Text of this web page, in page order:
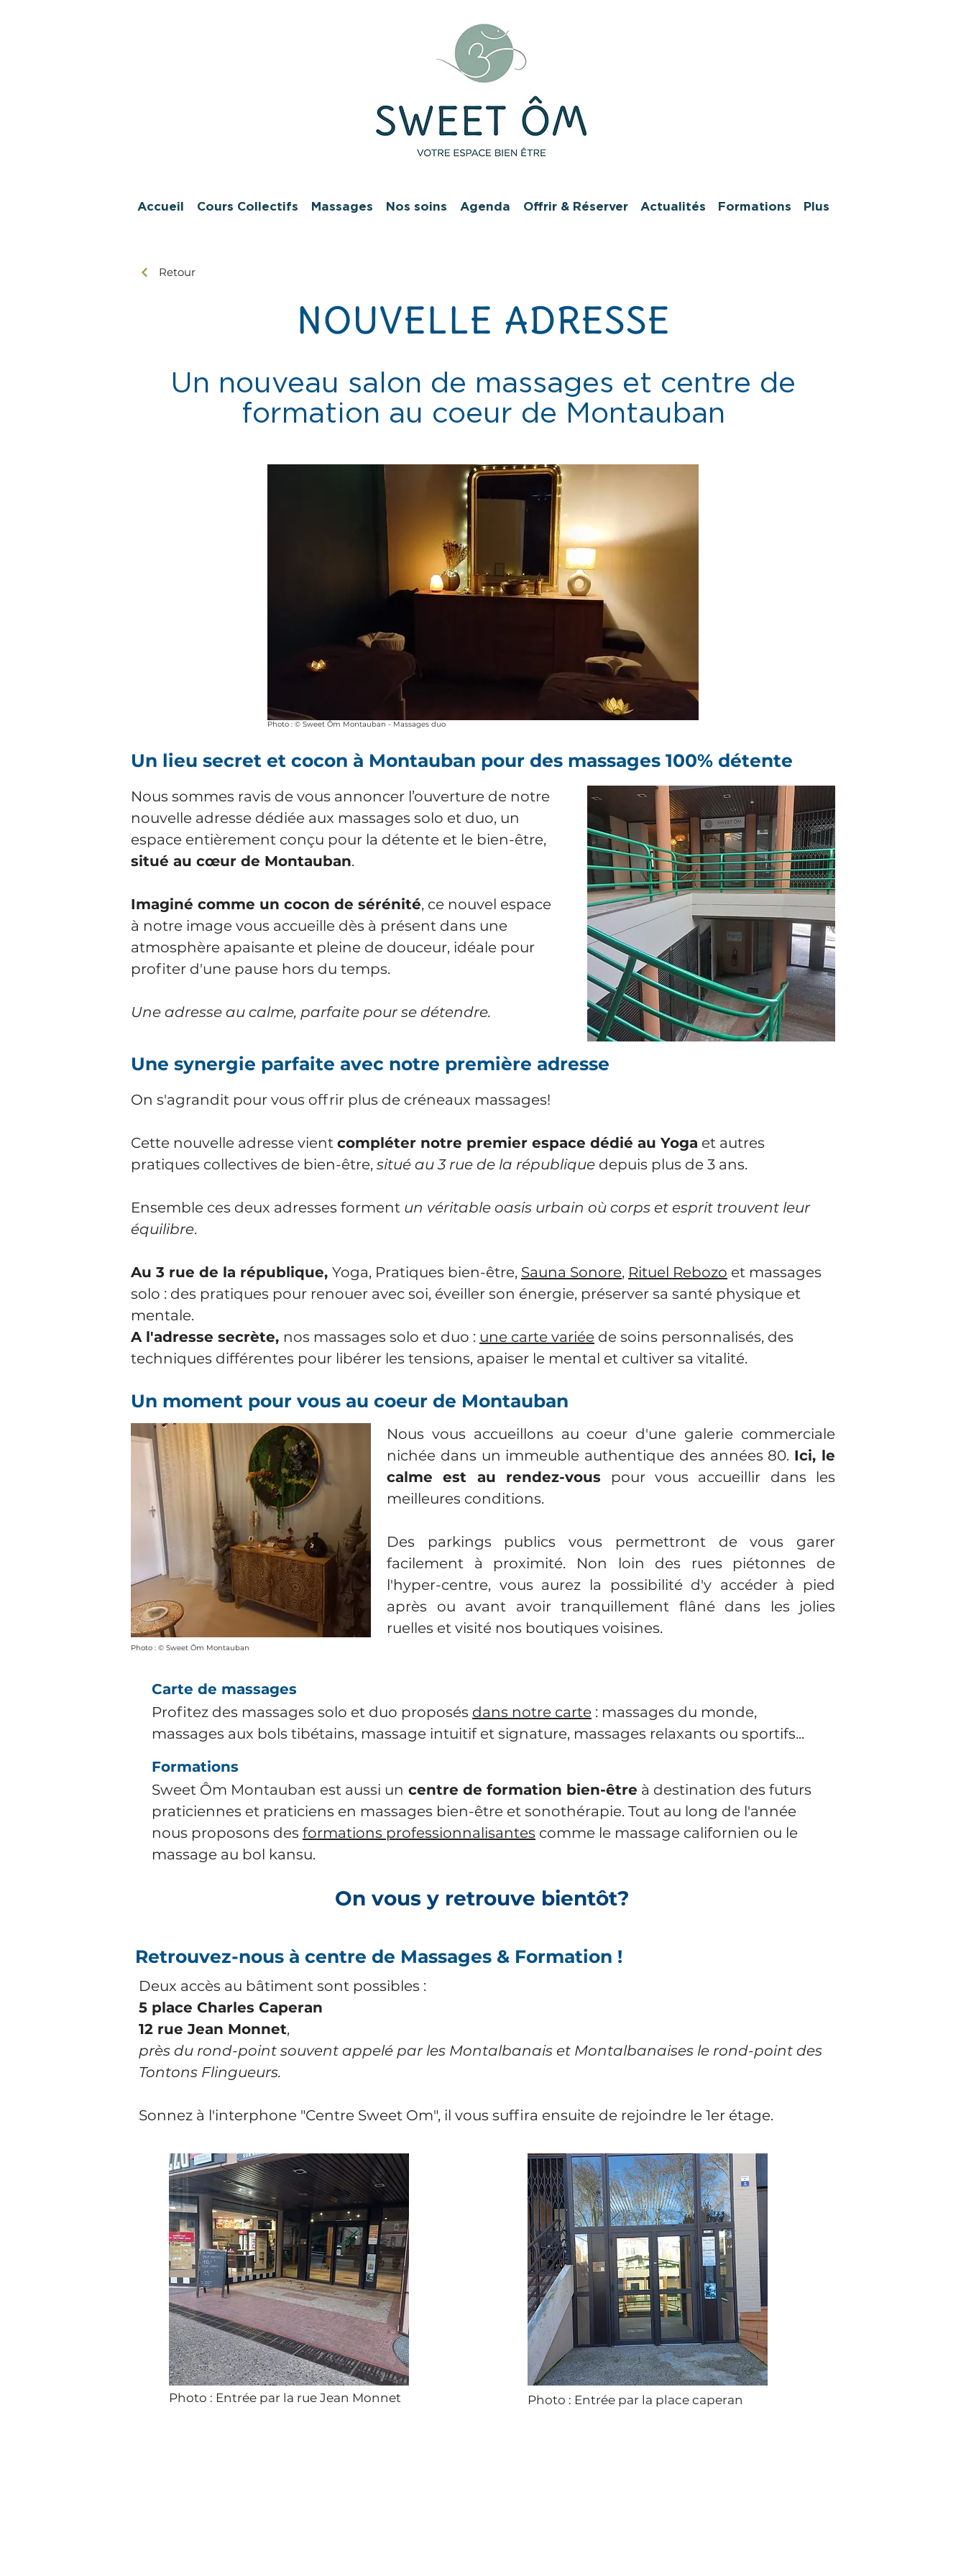
Accueil Cours Collectifs Massages Nos soins Agenda Offrir & Réserver Actualités Formations Plus
Retour
NOUVELLE ADRESSE
Un nouveau salon de massages et centre de
formation au coeur de Montauban
Photo : © Sweet Ôm Montauban - Massages duo
Un lieu secret et cocon à Montauban pour des massages 100% détente
Nous sommes ravis de vous annoncer l’ouverture de notre
nouvelle adresse dédiée aux massages solo et duo, un
espace entièrement conçu pour la détente et le bien-être,
situé au cœur de Montauban.
Imaginé comme un cocon de sérénité, ce nouvel espace
à notre image vous accueille dès à présent dans une
atmosphère apaisante et pleine de douceur, idéale pour
profiter d'une pause hors du temps.
Une adresse au calme, parfaite pour se détendre.
Une synergie parfaite avec notre première adresse
On s'agrandit pour vous offrir plus de créneaux massages!
Cette nouvelle adresse vient compléter notre premier espace dédié au Yoga et autres
pratiques collectives de bien-être, situé au 3 rue de la république depuis plus de 3 ans.
Ensemble ces deux adresses forment un véritable oasis urbain où corps et esprit trouvent leur
équilibre.
Au 3 rue de la république, Yoga, Pratiques bien-être, Sauna Sonore, Rituel Rebozo et massages
solo : des pratiques pour renouer avec soi, éveiller son énergie, préserver sa santé physique et
mentale.
A l'adresse secrète, nos massages solo et duo : une carte variée de soins personnalisés, des
techniques différentes pour libérer les tensions, apaiser le mental et cultiver sa vitalité.
Un moment pour vous au coeur de Montauban
Nous vous accueillons au coeur d'une galerie commerciale
nichée dans un immeuble authentique des années 80. Ici, le
calme est au rendez-vous pour vous accueillir dans les
meilleures conditions.
Des parkings publics vous permettront de vous garer
facilement à proximité. Non loin des rues piétonnes de
l'hyper-centre, vous aurez la possibilité d'y accéder à pied
après ou avant avoir tranquillement flâné dans les jolies
ruelles et visité nos boutiques voisines.
Photo : © Sweet Ôm Montauban
Carte de massages
Profitez des massages solo et duo proposés dans notre carte : massages du monde,
massages aux bols tibétains, massage intuitif et signature, massages relaxants ou sportifs...
Formations
Sweet Ôm Montauban est aussi un centre de formation bien-être à destination des futurs
praticiennes et praticiens en massages bien-être et sonothérapie. Tout au long de l'année
nous proposons des formations professionnalisantes comme le massage californien ou le
massage au bol kansu.
On vous y retrouve bientôt?
Retrouvez-nous à centre de Massages & Formation !
Deux accès au bâtiment sont possibles :
5 place Charles Caperan
12 rue Jean Monnet,
près du rond-point souvent appelé par les Montalbanais et Montalbanaises le rond-point des
Tontons Flingueurs.
Sonnez à l'interphone "Centre Sweet Om", il vous suffira ensuite de rejoindre le 1er étage.
Photo : Entrée par la rue Jean Monnet Photo : Entrée par la place caperan